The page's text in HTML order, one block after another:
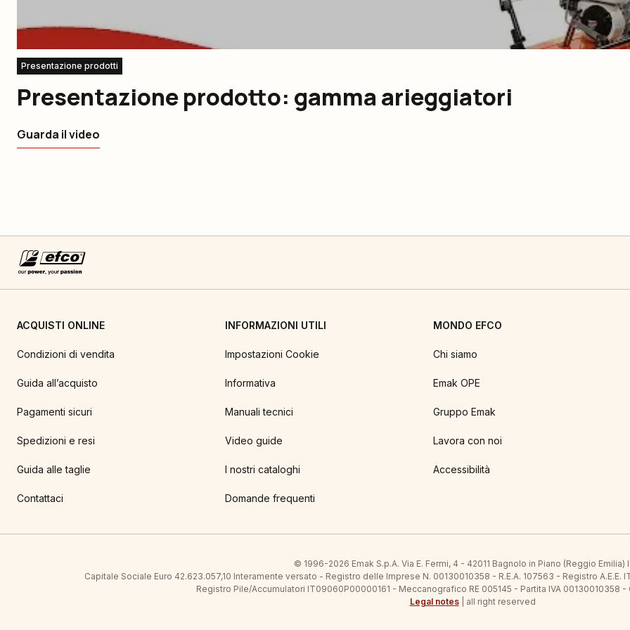
Presentazione prodotti
Presentazione prodotto: gamma arieggiatori
Guarda il video
ACQUISTI ONLINE
Condizioni di vendita
Guida all’acquisto
Pagamenti sicuri
Spedizioni e resi
Guida alle taglie
Contattaci
INFORMAZIONI UTILI
Impostazioni Cookie
Informativa
Manuali tecnici
Video guide
I nostri cataloghi
Domande frequenti
MONDO EFCO
Chi siamo
Emak OPE
Gruppo Emak
Lavora con noi
Accessibilità
© 1996-2026 Emak S.p.A. Via E. Fermi, 4 - 42011 Bagnolo in Piano (Reggio Emilia)
Capitale Sociale Euro 42.623.057,10 Interamente versato - Registro delle Imprese N. 00130010358 - R.E.A. 107563 - Registro
Registro Pile/Accumulatori IT09060P00000161 - Meccanografico RE 005145 - Partita IVA 00130010358
Legal notes| all right reserved